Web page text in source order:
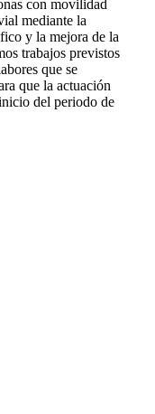
con movilidad
mediante la
y la mejora de la
trabajos previstos
que se
que la actuación
del periodo de